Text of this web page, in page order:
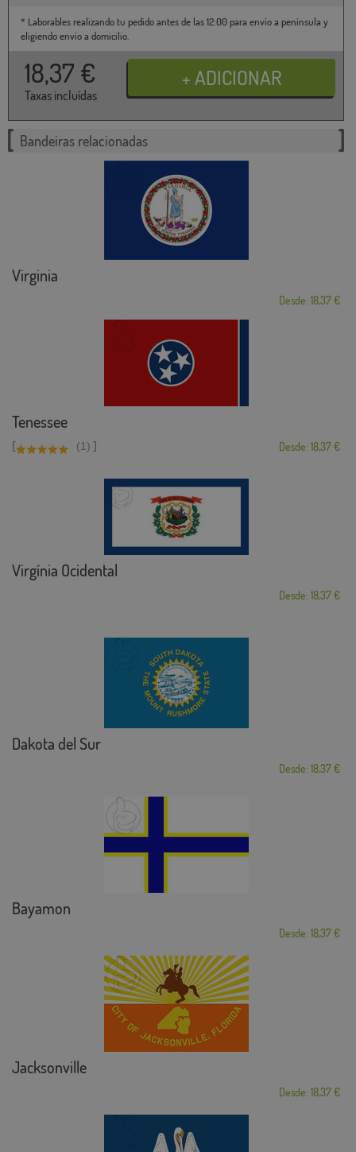
* Laborables realizando tu pedido antes de las 12:00 para envío a península y
eligiendo envío a domicilio.
18,37 €
Taxas incluídas
Bandeiras relacionadas
Virginia
Desde: 18,37 €
Tenessee
[ (1) ] Desde: 18,37 €
Virgínia Ocidental
Desde: 18,37 €
Dakota del Sur
Desde: 18,37 €
Bayamon
Desde: 18,37 €
Jacksonville
Desde: 18,37 €